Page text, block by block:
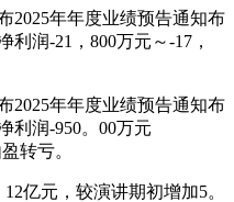
年年度业绩预告通知布
润-21，800万元～-17，
年年度业绩预告通知布
利润-950。00万元
转亏。
元，较演讲期初增加5。